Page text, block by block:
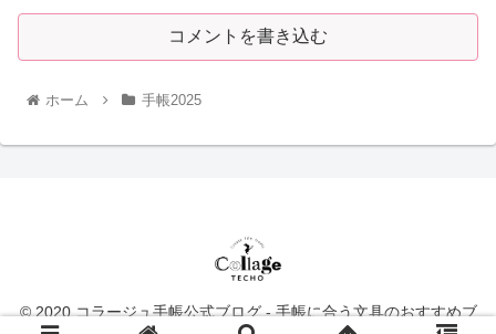
コメントを書き込む
ホーム 手帳2025
© 2020 コラージュ手帳公式ブログ - 手帳に合う文具のおすすめブ